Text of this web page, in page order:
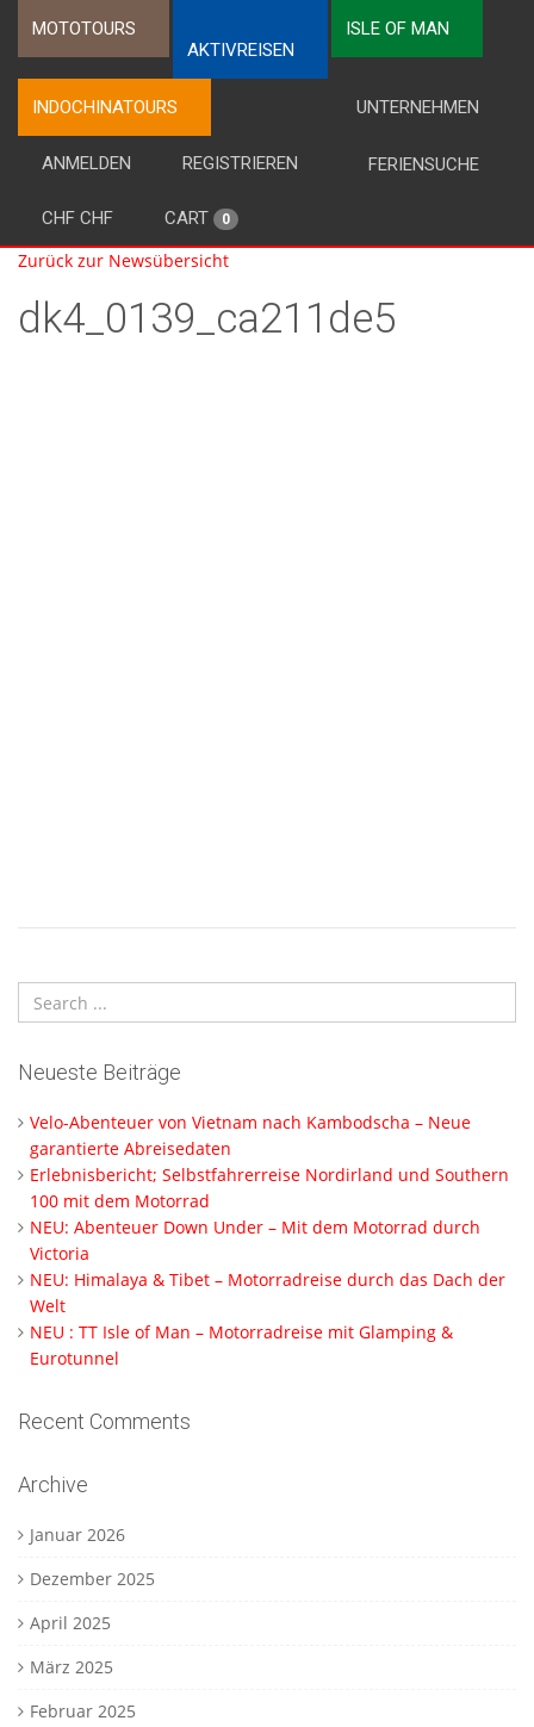
MOTOTOURS
AKTIVREISEN
ISLE OF MAN
INDOCHINATOURS UNTERNEHMEN
FERIENSUCHE
ANMELDEN REGISTRIEREN
CHF CHF CART 0
Zurück zur Newsübersicht
dk4_0139_ca211de5
Neueste Beiträge
Velo-Abenteuer von Vietnam nach Kambodscha – Neue
garantierte Abreisedaten
Erlebnisbericht; Selbstfahrerreise Nordirland und Southern
100 mit dem Motorrad
NEU: Abenteuer Down Under – Mit dem Motorrad durch
Victoria
NEU: Himalaya & Tibet – Motorradreise durch das Dach der
Welt
NEU : TT Isle of Man – Motorradreise mit Glamping &
Eurotunnel
Recent Comments
Archive
Januar 2026
Dezember 2025
April 2025
März 2025
Februar 2025